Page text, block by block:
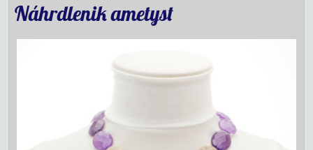
Náhrdlenik ametyst